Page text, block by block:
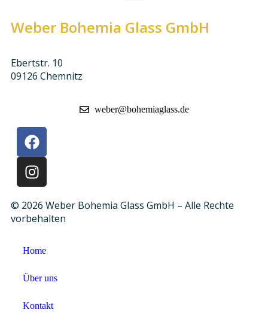
Weber Bohemia Glass GmbH
Ebertstr. 10
09126 Chemnitz
weber@bohemiaglass.de
© 2026 Weber Bohemia Glass GmbH – Alle Rechte
vorbehalten
Home
Über uns
Kontakt